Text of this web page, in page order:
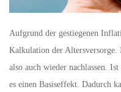
Aufgrund der gestiegenen
Kalkulation der
also auch wieder nachlassen.
es einen Basiseffekt. Dadurch